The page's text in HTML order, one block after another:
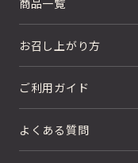
商品一覧
お召し上がり方
ご利用ガイド
よくある質問